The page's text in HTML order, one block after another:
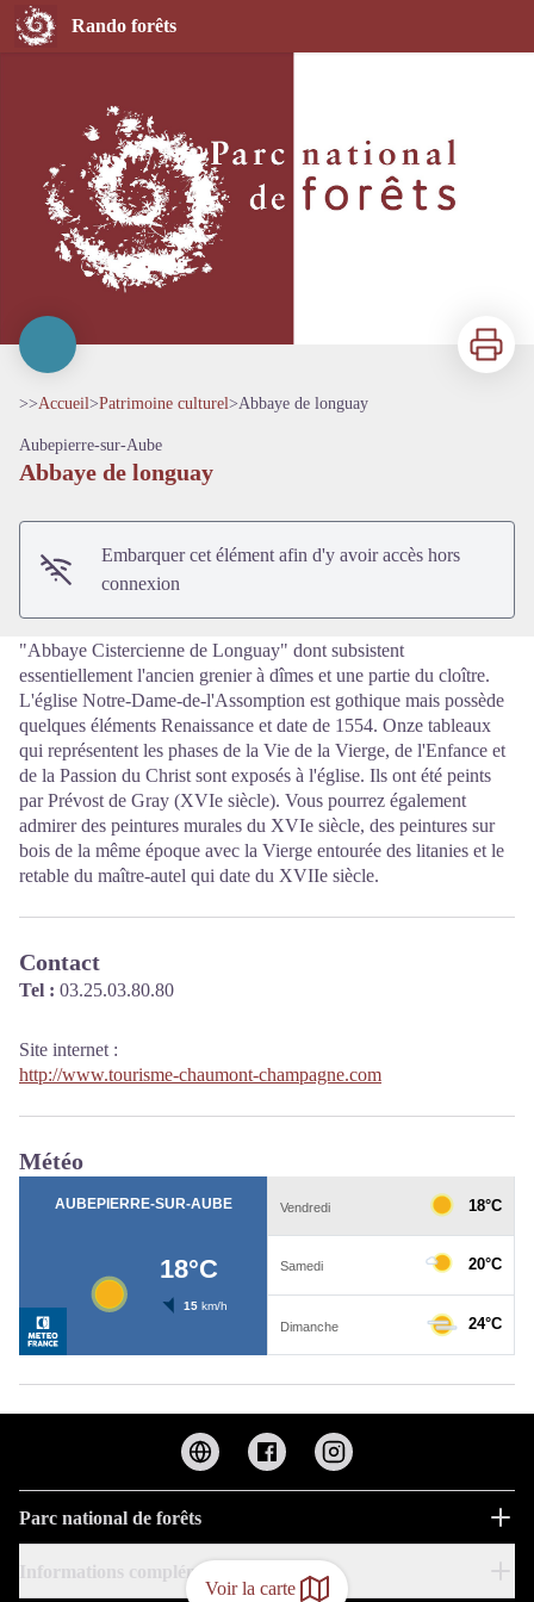
Rando forêts
Abbaye de longuay
Voir la carte
Imprimer
>>Accueil>Patrimoine culturel>Abbaye de longuay
Aubepierre-sur-Aube
Abbaye de longuay
Embarquer cet élément afin d'y avoir accès hors
connexion
"Abbaye Cistercienne de Longuay" dont subsistent
essentiellement l'ancien grenier à dîmes et une partie du cloître.
L'église Notre-Dame-de-l'Assomption est gothique mais possède
quelques éléments Renaissance et date de 1554. Onze tableaux
qui représentent les phases de la Vie de la Vierge, de l'Enfance et
de la Passion du Christ sont exposés à l'église. Ils ont été peints
par Prévost de Gray (XVIe siècle). Vous pourrez également
admirer des peintures murales du XVIe siècle, des peintures sur
bois de la même époque avec la Vierge entourée des litanies et le
retable du maître-autel qui date du XVIIe siècle.
Contact
Tel : 03.25.03.80.80
Site internet :
http://www.tourisme-chaumont-champagne.com
Météo
Parc national de forêts
Informations complémentaires